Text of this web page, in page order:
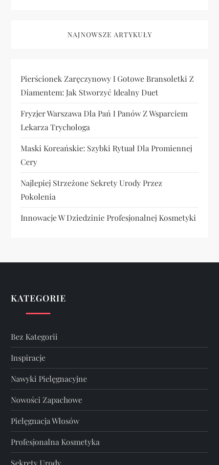
NAJNOWSZE ARTYKUŁY
Pierścionek Zaręczynowy I Gotowe Bransoletki Z
Diamentem: Jak Stworzyć Idealny Duet
Fryzjer Warszawa Dla Pań I Panów Z Wsparciem
Lekarza Trychologa
Maski Koreańskie: Szybki Rytuał Dla Promiennej
Cery
Najlepiej Strzeżone Sekrety Urody Przez
Pokolenia
Innowacje W Dziedzinie Profesjonalnej Kosmetyki
KATEGORIE
Bez Kategorii
Inspiracje
Nawyki Pielęgnacyjne
Nowości Zapachowe
Pielęgnacja Włosów
Profesjonalna Kosmetyka
Sekrety Urody